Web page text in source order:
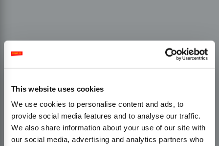
This website uses cookies
We use cookies to personalise content and ads, to
provide social media features and to analyse our traffic.
We also share information about your use of our site with
our social media, advertising and analytics partners who